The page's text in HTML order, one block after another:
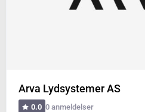
Arva Lydsystemer AS
0.0 0 anmeldelser